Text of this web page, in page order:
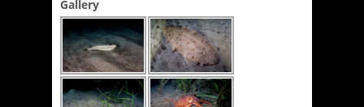
Gallery